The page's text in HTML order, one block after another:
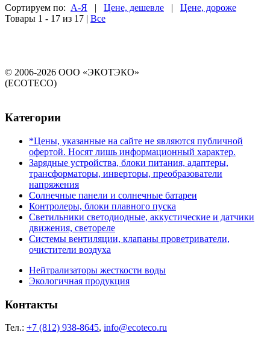
Сортируем по: А-Я | Цене, дешевле | Цене, дороже
Товары 1 - 17 из 17 | Все
© 2006-2026 ООО «ЭКОТЭКО»
(ECOTECO)
Категории
*Цены, указанные на сайте не являются публичной
офертой. Носят лишь информационный характер.
Зарядные устройства, блоки питания, адаптеры,
трансформаторы, инверторы, преобразователи
напряжения
Солнечные панели и солнечные батареи
Контролеры, блоки плавного пуска
Светильники светодиодные, аккустические и датчики
движения, светореле
Системы вентиляции, клапаны проветриватели,
очистители воздуха
Нейтрализаторы жесткости воды
Экологичная продукция
Контакты
Тел.: +7 (812) 938-8645, info@ecoteco.ru